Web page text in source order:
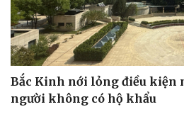
Bắc Kinh nới lỏng điều kiện
người không có hộ khẩu